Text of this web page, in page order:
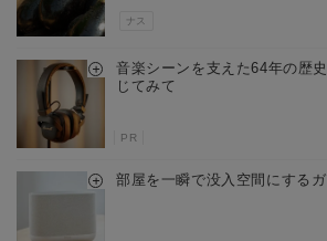
ナス
音楽シーンを支えた64年の歴
じてみて
PR
部屋を一瞬で没入空間にするガ